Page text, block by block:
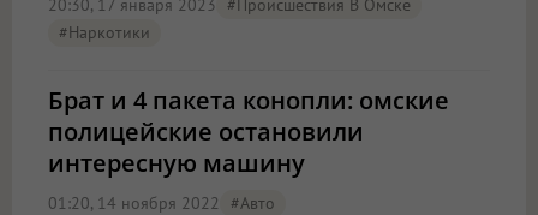
#наркотики
Брат и 4 пакета конопли: омские
полицейские остановили
интересную машину
01:20, 14 ноября 2022
#Авто